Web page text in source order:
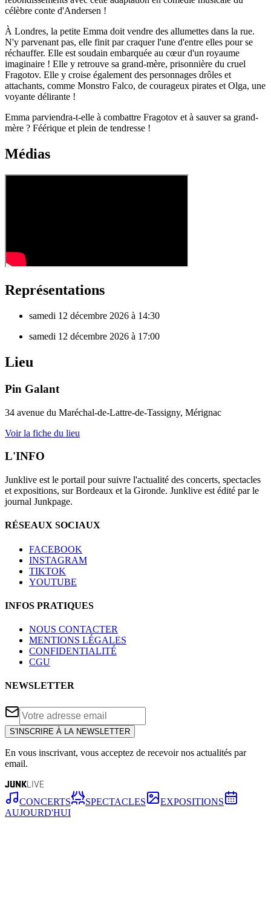
célèbre conte d'Andersen !
À Londres, la petite Emma doit vendre des allumettes dans la rue.
N'y parvenant pas, elle finit par craquer l'une d'entre elles pour se
réchauffer. Elle est soudain embarquée au cœur d'un royaume
imaginaire ! Elle y retrouve sa grand-mère, prisonnière du cruel
Fragotov. Elle y croise également des personnages drôles et
attachants, comme Monstro Falco, de courageux pirates et Olga, une
voyante délirante !
Emma parviendra-t-elle à combattre Fragotov et à sauver sa grand-
mère ? Féérique et plein de tendresse !
Médias
Représentations
samedi 12 décembre 2026 à 14:30
samedi 12 décembre 2026 à 17:00
Lieu
Pin Galant
34 avenue du Maréchal-de-Lattre-de-Tassigny, Mérignac
Voir la fiche du lieu
L'INFO
Junklive est le portail pour suivre l'actualité des concerts, spectacles
et expositions, sur Bordeaux et la Gironde. Junklive est édité par le
journal Junkpage.
RÉSEAUX SOCIAUX
FACEBOOK
INSTAGRAM
TIKTOK
YOUTUBE
INFOS PRATIQUES
NOUS CONTACTER
MENTIONS LÉGALES
CONFIDENTIALITÉ
CGU
NEWSLETTER
S'INSCRIRE À LA NEWSLETTER
En vous inscrivant, vous acceptez de recevoir nos actualités par
email.
JUNKLIVE
CONCERTS SPECTACLES
EXPOSITIONS
AUJOURD'HUI